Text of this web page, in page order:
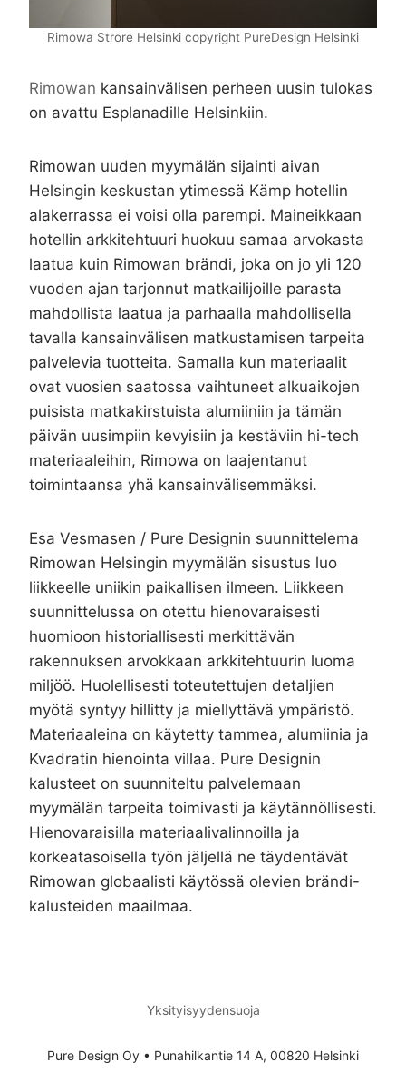
Rimowa Strore Helsinki copyright PureDesign Helsinki
Rimowan kansainvälisen perheen uusin tulokas
on avattu Esplanadille Helsinkiin.
Rimowan uuden myymälän sijainti aivan
Helsingin keskustan ytimessä Kämp hotellin
alakerrassa ei voisi olla parempi. Maineikkaan
hotellin arkkitehtuuri huokuu samaa arvokasta
laatua kuin Rimowan brändi, joka on jo yli 120
vuoden ajan tarjonnut matkailijoille parasta
mahdollista laatua ja parhaalla mahdollisella
tavalla kansainvälisen matkustamisen tarpeita
palvelevia tuotteita. Samalla kun materiaalit
ovat vuosien saatossa vaihtuneet alkuaikojen
puisista matkakirstuista alumiiniin ja tämän
päivän uusimpiin kevyisiin ja kestäviin hi-tech
materiaaleihin, Rimowa on laajentanut
toimintaansa yhä kansainvälisemmäksi.
Esa Vesmasen / Pure Designin suunnittelema
Rimowan Helsingin myymälän sisustus luo
liikkeelle uniikin paikallisen ilmeen. Liikkeen
suunnittelussa on otettu hienovaraisesti
huomioon historiallisesti merkittävän
rakennuksen arvokkaan arkkitehtuurin luoma
miljöö. Huolellisesti toteutettujen detaljien
myötä syntyy hillitty ja miellyttävä ympäristö.
Materiaaleina on käytetty tammea, alumiinia ja
Kvadratin hienointa villaa. Pure Designin
kalusteet on suunniteltu palvelemaan
myymälän tarpeita toimivasti ja käytännöllisesti.
Hienovaraisilla materiaalivalinnoilla ja
korkeatasoisella työn jäljellä ne täydentävät
Rimowan globaalisti käytössä olevien brändi-
kalusteiden maailmaa.
Yksityisyydensuoja
Pure Design Oy • Punahilkantie 14 A, 00820 Helsinki